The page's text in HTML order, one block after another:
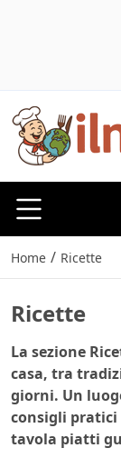
Home / Ricette
Ricette
La sezione
casa, tra
giorni. Un
consigli
tavola piatti